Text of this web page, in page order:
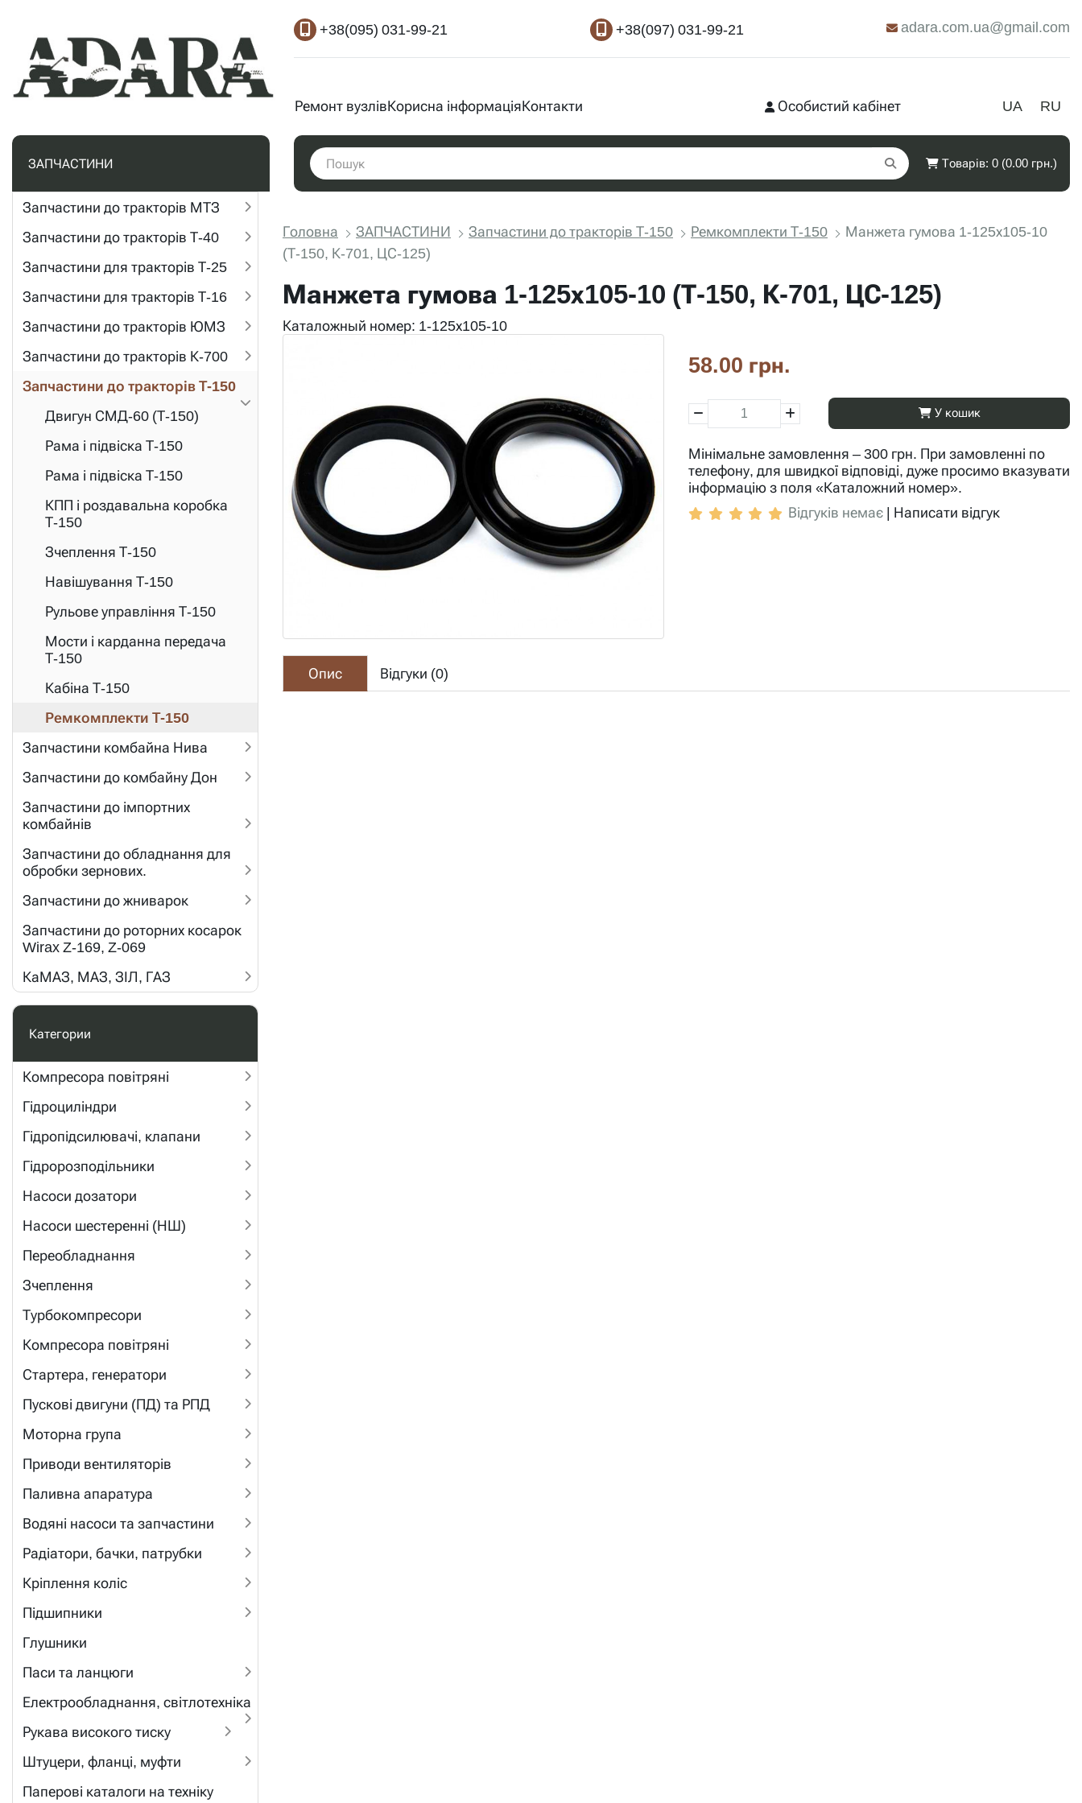
+38(095) 031-99-21 +38(097) 031-99-21 adara.com.ua@gmail.com
Ремонт вузлівКорисна інформаціяКонтакти UA RU
Особистий кабінет
ЗАПЧАСТИНИ Товарів: 0 (0.00 грн.)
Запчастини до тракторів МТЗ
Запчастини до тракторів Т-40
Запчастини для тракторів Т-25
Запчастини для тракторів Т-16
Запчастини до тракторів ЮМЗ
Запчастини до тракторів К-700
Запчастини до тракторів Т-150
Двигун СМД-60 (Т-150)
Рама і підвіска Т-150
Рама і підвіска Т-150
КПП і роздавальна коробка
Т-150
Зчеплення Т-150
Навішування Т-150
Рульове управління Т-150
Мости і карданна передача
Т-150
Кабіна Т-150
Ремкомплекти Т-150
Запчастини комбайна Нива
Запчастини до комбайну Дон
Запчастини до імпортних
комбайнів
Запчастини до обладнання для
обробки зернових.
Запчастини до жниварок
Запчастини до роторних косарок
Wirax Z-169, Z-069
КаМАЗ, МАЗ, ЗІЛ, ГАЗ
Категории
Компресора повітряні
Гідроциліндри
Гідропідсилювачі, клапани
Гідророзподільники
Насоси дозатори
Насоси шестеренні (НШ)
Переобладнання
Зчеплення
Турбокомпресори
Компресора повітряні
Стартера, генератори
Пускові двигуни (ПД) та РПД
Моторна група
Приводи вентиляторів
Паливна апаратура
Водяні насоси та запчастини
Радіатори, бачки, патрубки
Кріплення коліс
Підшипники
Глушники
Паси та ланцюги
Електрообладнання, світлотехніка
Рукава високого тиску
Штуцери, фланці, муфти
Паперові каталоги на техніку
Головна ЗАПЧАСТИНИ Запчастини до тракторів Т-150 Ремкомплекти Т-150
Манжета гумова 1-125х105-10
(Т-150, К-701, ЦС-125)
Манжета гумова 1-125х105-10 (Т-150, К-701, ЦС-125)
Каталожный номер: 1-125х105-10
58.00 грн.
У кошик
Мінімальне замовлення – 300 грн. При замовленні по
телефону, для швидкої відповіді, дуже просимо вказувати
інформацію з поля «Каталожний номер».
Відгуків немає | Написати відгук
Опис Відгуки (0)